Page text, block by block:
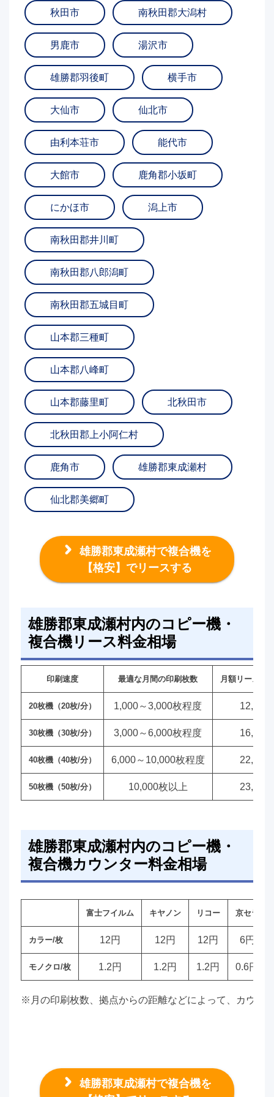
秋田市 南秋田郡大潟村
男鹿市 湯沢市
雄勝郡羽後町 横手市
大仙市 仙北市
由利本荘市 能代市
大館市 鹿角郡小坂町
にかほ市 潟上市
南秋田郡井川町
南秋田郡八郎潟町
南秋田郡五城目町
山本郡三種町
山本郡八峰町
山本郡藤里町 北秋田市
北秋田郡上小阿仁村
鹿角市 雄勝郡東成瀬村
仙北郡美郷町
雄勝郡東成瀬村で複合機を
【格安】でリースする
雄勝郡東成瀬村内のコピー機・
複合機リース料金相場
印刷速度 最適な月間の印刷枚数 月額リース料
20枚機（20枚/分） 1,000～3,000枚程度 12,000
30枚機（30枚/分） 3,000～6,000枚程度 16,000
40枚機（40枚/分） 6,000～10,000枚程度 22,000
50枚機（50枚/分） 10,000枚以上 23,000
雄勝郡東成瀬村内のコピー機・
複合機カウンター料金相場
富士フイルム キヤノン リコー 京セラ
カラー/枚 12円 12円 12円 6円
モノクロ/枚 1.2円 1.2円 1.2円 0.6円
※月の印刷枚数、拠点からの距離などによって、カウン
雄勝郡東成瀬村で複合機を